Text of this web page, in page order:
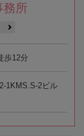
務所
歩12分
1KMS.S-2ビル